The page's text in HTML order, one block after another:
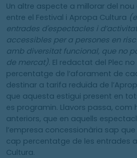
Un altre aspecte a millorar del
entre el Festival i Apropa Cultura
entrades d'espectacles i
accessibles per a persones en
amb diversitat funcional, que no
de mercat). El redactat del Plec
percentatge de l’aforament de
destinar a tarifa reduïda de
que aquesta estigui present en
es programin. Llavors passa, com
anteriors, que en aquells
l’empresa concessionària sap
cap percentatge de les entrades
Cultura.